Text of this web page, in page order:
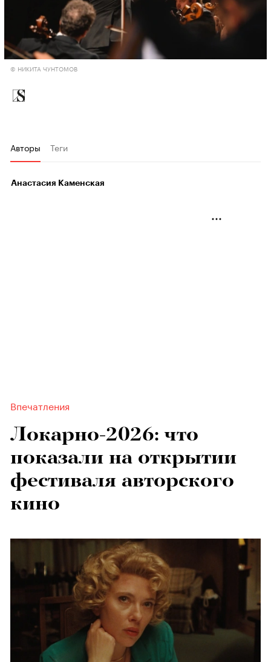
© НИКИТА ЧУНТОМОВ
Авторы Теги
Анастасия Каменская
Впечатления
Локарно-2026: что
показали на открытии
фестиваля авторского
кино